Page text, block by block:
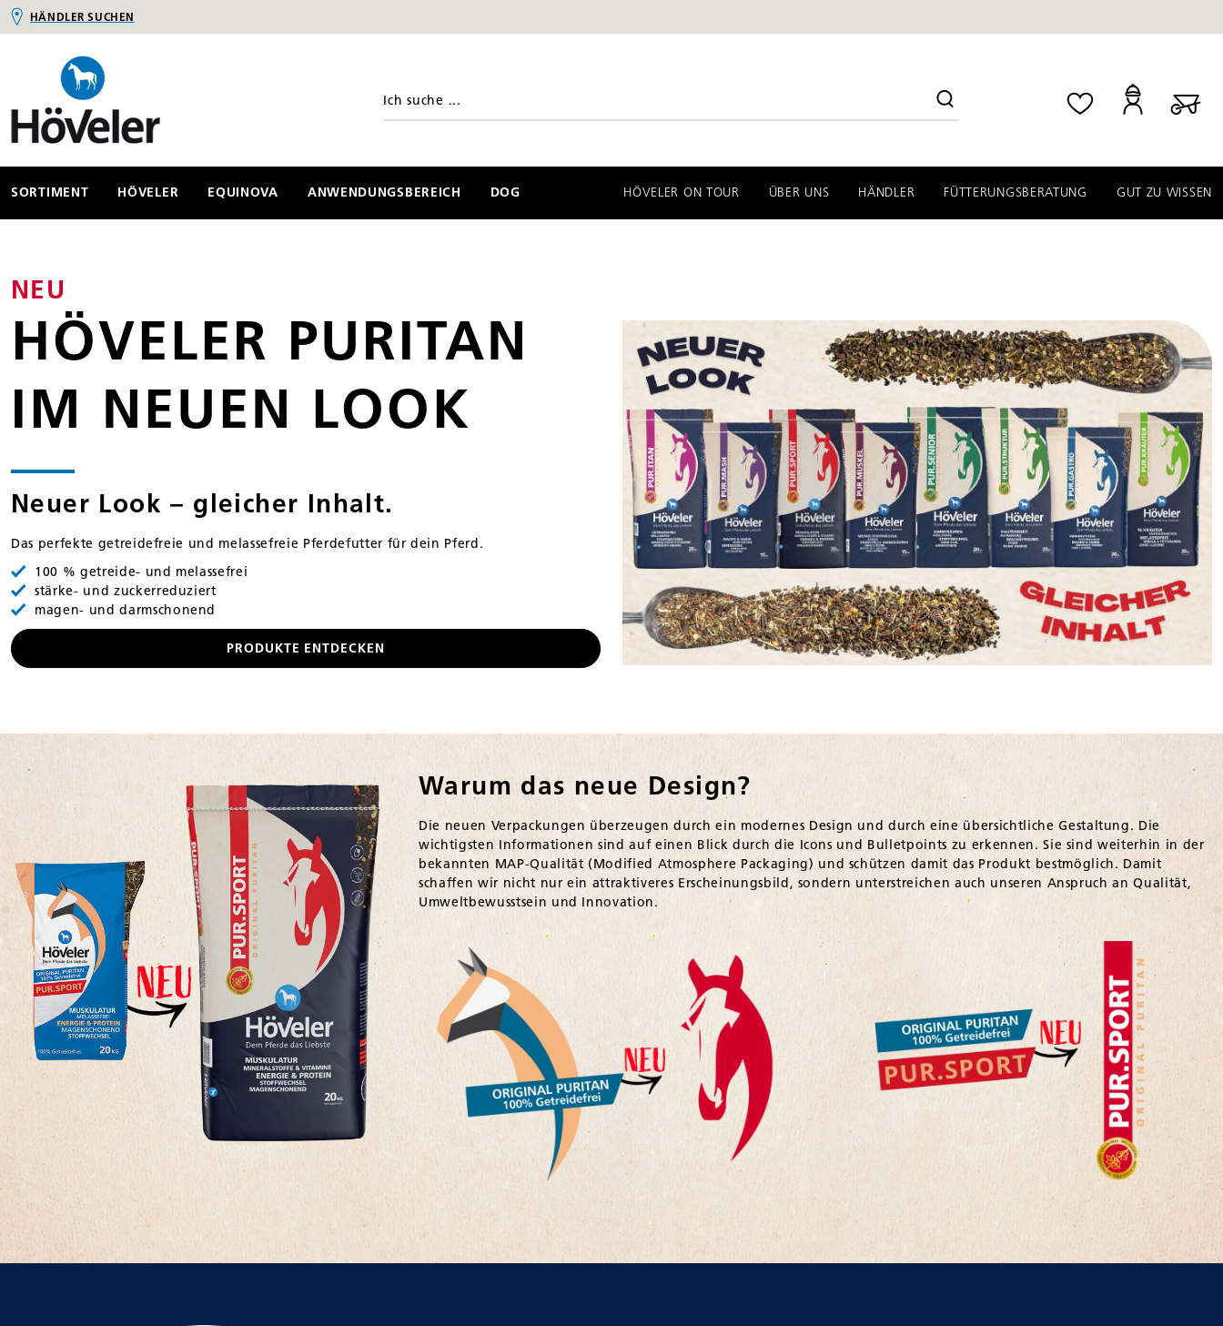
Zur Hauptnavigation springen
HÄNDLER SUCHEN
SORTIMENT HÖVELER EQUINOVA ANWENDUNGSBEREICH DOG HÖVELER ON TOUR ÜBER UNS HÄNDLER FÜTTERUNGSBERATUNG GUT ZU WISSEN
NEU
HÖVELER PURITAN
IM NEUEN LOOK
Neuer Look – gleicher Inhalt.
Das perfekte getreidefreie und melassefreie Pferdefutter für dein Pferd.
100 % getreide- und melassefrei
stärke- und zuckerreduziert
magen- und darmschonend
PRODUKTE ENTDECKEN
Warum das neue Design?
Die neuen Verpackungen überzeugen durch ein modernes Design und durch eine übersichtliche Gestaltung. Die
wichtigsten Informationen sind auf einen Blick durch die Icons und Bulletpoints zu erkennen. Sie sind weiterhin in der
bekannten MAP-Qualität (Modified Atmosphere Packaging) und schützen damit das Produkt bestmöglich. Damit
schaffen wir nicht nur ein attraktiveres Erscheinungsbild, sondern unterstreichen auch unseren Anspruch an Qualität,
Umweltbewusstsein und Innovation.